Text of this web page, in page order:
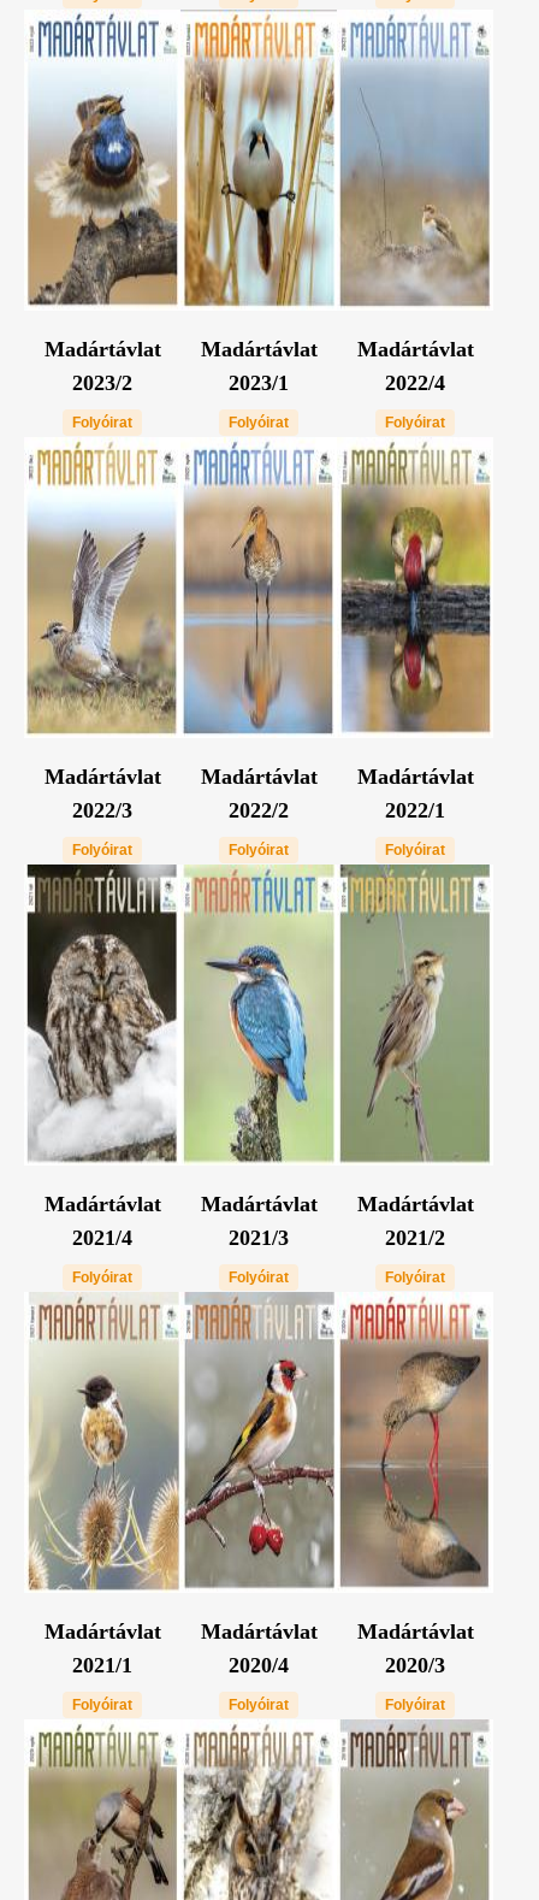
Madártávlat
2023/2
Folyóirat
Madártávlat
2023/1
Folyóirat
Madártávlat
2022/4
Folyóirat
Madártávlat
2022/3
Folyóirat
Madártávlat
2022/2
Folyóirat
Madártávlat
2022/1
Folyóirat
Madártávlat
2021/4
Folyóirat
Madártávlat
2021/3
Folyóirat
Madártávlat
2021/2
Folyóirat
Madártávlat
2021/1
Folyóirat
Madártávlat
2020/4
Folyóirat
Madártávlat
2020/3
Folyóirat